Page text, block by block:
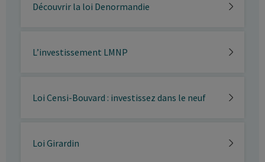
Découvrir la loi Denormandie
L’investissement LMNP
Loi Censi-Bouvard : investissez dans le neuf
Loi Girardin